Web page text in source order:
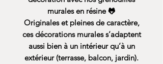
murales en résine 🐸
Originales et pleines de caractère,
ces décorations murales s’adaptent
aussi bien à un intérieur qu’à un
extérieur (terrasse, balcon, jardin).